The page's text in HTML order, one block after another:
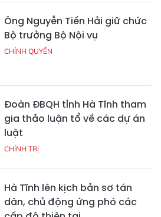
Ông Nguyễn Tiến Hải giữ chức
Bộ trưởng Bộ Nội vụ
CHÍNH QUYỀN
Đoàn ĐBQH tỉnh Hà Tĩnh tham
gia thảo luận tổ về các dự án
luật
CHÍNH TRỊ
Hà Tĩnh lên kịch bản sơ tán
dân, chủ động ứng phó các